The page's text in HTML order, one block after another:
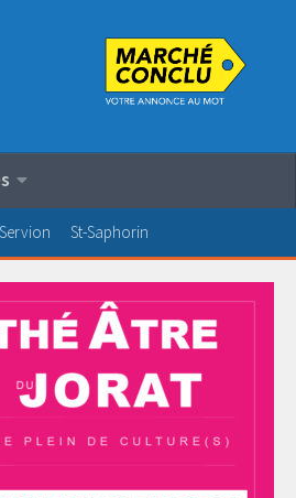
Servion St-Saphorin